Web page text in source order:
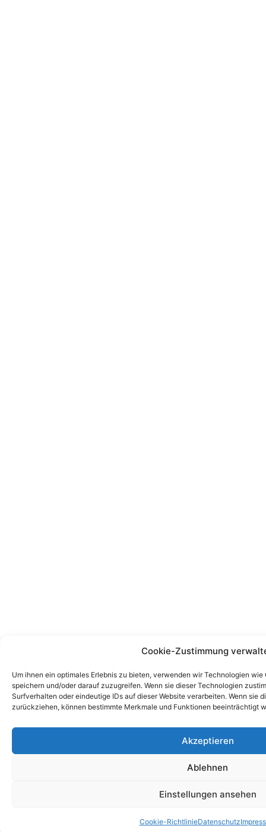
Cookie-Zustimmung
Um ihnen ein optimales Erlebnis zu bieten, verwenden wir Technologien
speichern und/oder darauf zuzugreifen. Wenn sie dieser Technologien
Surfverhalten oder eindeutige IDs auf dieser Website verarbeiten. Wenn sie
zurückziehen, können bestimmte Merkmale und Funktionen beeinträchtigt
Akzeptieren
Ablehnen
Einstellungen ansehen
Cookie-RichtlinieDatenschutz